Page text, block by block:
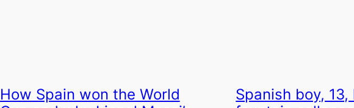
How Spain won the World
Spanish boy,